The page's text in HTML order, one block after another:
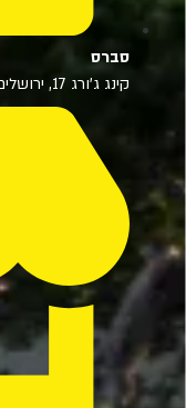
סברס
קינג ג'ורג 17, ירושלים